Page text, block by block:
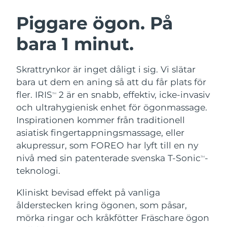
Piggare ögon. På
bara 1 minut.
Skrattrynkor är inget dåligt i sig. Vi slätar
bara ut dem en aning så att du får plats för
fler. IRISTM
2 är en snabb, effektiv, icke-invasiv
och ultrahygienisk enhet för ögonmassage.
Inspirationen kommer från traditionell
asiatisk fingertappningsmassage, eller
akupressur, som FOREO har lyft till en ny
nivå med sin patenterade svenska T-SonicTM-
teknologi.
Kliniskt bevisad effekt på vanliga
ålderstecken kring ögonen, som påsar,
mörka ringar och kråkfötter Fräschare ögon
LUNA™ 4-paket
Anti-aging massage
LUNA™ 4 Plus
Massage, LED heating
For men, anti-aging massage
BEAR™ 2-paket
Microcurrent toning
BEAR™ 2 go
Microcurrent toning on-the-go
Microcurrent line smoothing device
Återfuktning
UFO™ 3-paket
Deep facial hydration
UFO™ 3 LED
Near-infrared and red light therapy
device
Munvård
issa™ 4
Hybrid silicone sonic toothbrush
issa™ 4 plus
Smart hybrid silicone sonic toothbrush
FAQ™ ANTI-AGING-BEHANDLING
Anti-aging LED-behandlingar
Österrike Förväntad leverans
Bahrain Förväntad leverans
Belgien
Bermuda Förväntad leverans8/18/26
Bosnien och
Hercegovina
Förväntad leverans
Brunei Förväntad leverans 8/17/26
Bulgarien
Kanada Förväntad leverans
Chile Förväntad leverans8/16/26